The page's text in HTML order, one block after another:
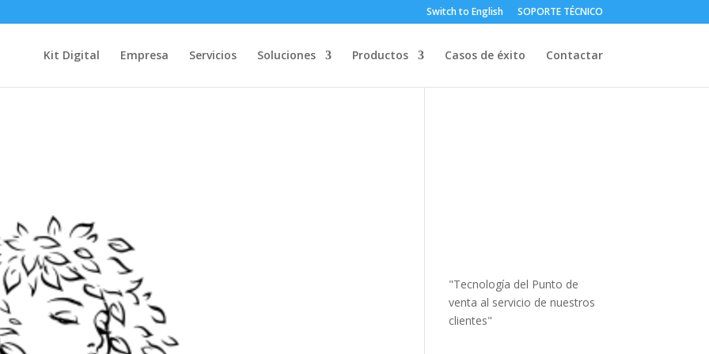
Switch to English SOPORTE TÉCNICO
Kit Digital Empresa Servicios Soluciones Productos Casos de éxito Contactar
"Tecnología del Punto de
venta al servicio de nuestros
clientes"